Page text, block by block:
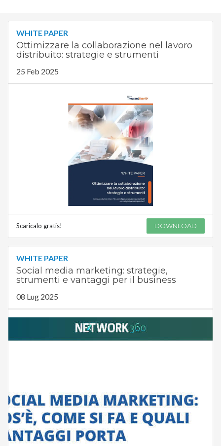
WHITE PAPER
Ottimizzare la collaborazione nel lavoro
distribuito: strategie e strumenti
25 Feb 2025
Scaricalo gratis! DOWNLOAD
WHITE PAPER
Social media marketing: strategie,
strumenti e vantaggi per il business
08 Lug 2025